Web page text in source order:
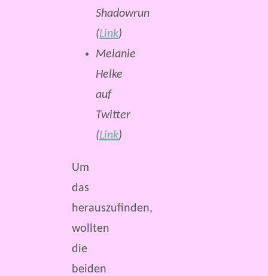
Shadowrun
(Link)
Melanie
Helke
auf
Twitter
(Link)
Um
das
herauszufinden,
wollten
die
beiden